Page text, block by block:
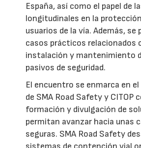
España, así como el papel de
longitudinales en la
usuarios de la vía. Además, se
casos prácticos relacionados
instalación y mantenimiento
pasivos de seguridad.
El encuentro se enmarca en
de SMA Road Safety y CITOP
formación y divulgación de
permitan avanzar hacia unas
seguras. SMA Road Safety